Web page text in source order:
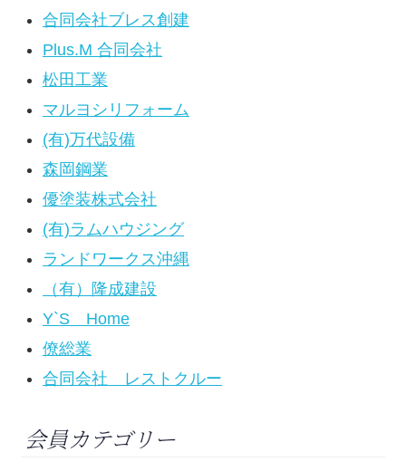
合同会社ブレス創建
Plus.M 合同会社
松田工業
マルヨシリフォーム
(有)万代設備
森岡鋼業
優塗装株式会社
(有)ラムハウジング
ランドワークス沖縄
（有）隆成建設
Y`S Home
僚総業
合同会社 レストクルー
会員カテゴリー